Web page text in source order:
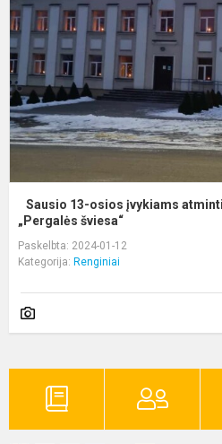
Sausio 13-osios įvykiams
„Pergalės šviesa“
Paskelbta: 2024-01-12
Kategorija: Renginiai